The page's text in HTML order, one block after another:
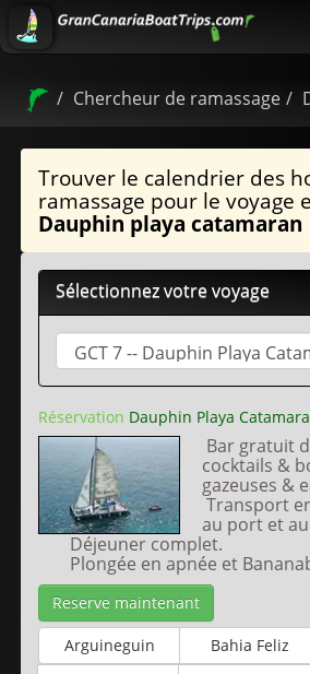
Chercheur de ramassage
Trouver le calendrier des
ramassage pour le voyage
Dauphin playa catamaran
Sélectionnez votre voyage
Réservation Dauphin Playa
Bar gratuit
cocktails &
gazeuses &
Transport
au port et
Déjeuner complet.
Plongée en apnée et
Reserve maintenant
Arguineguin
Bahia Feliz